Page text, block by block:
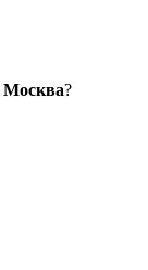
Москва?